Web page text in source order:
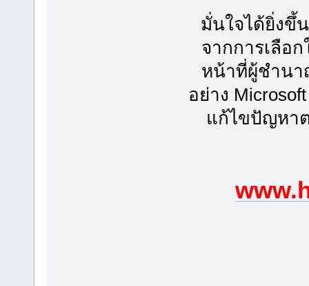
มั่นใจได้ยิ่งขึ้
จากการเลือ
หน้าที่ผู้ชำนา
อย่าง
แก้ไขปัญหา